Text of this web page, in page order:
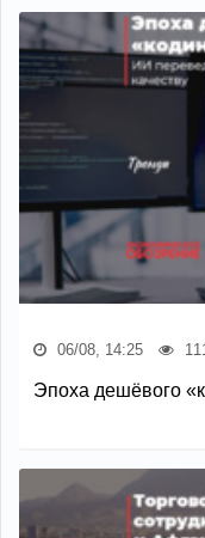
06/08, 14:25
Эпоха дешёвого